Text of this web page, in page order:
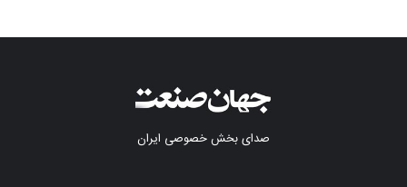
صدای بخش خصوصی ایران